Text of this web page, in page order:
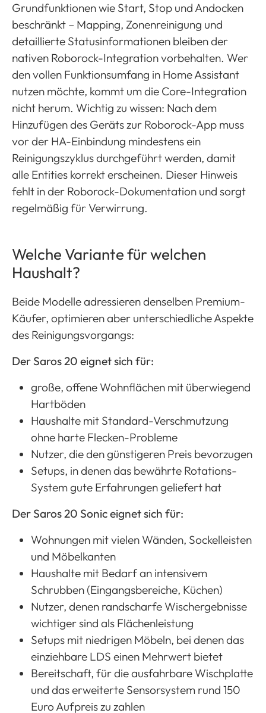
Grundfunktionen wie Start, Stop und Andocken
beschränkt – Mapping, Zonenreinigung und
detaillierte Statusinformationen bleiben der
nativen Roborock-Integration vorbehalten. Wer
den vollen Funktionsumfang in Home Assistant
nutzen möchte, kommt um die Core-Integration
nicht herum. Wichtig zu wissen: Nach dem
Hinzufügen des Geräts zur Roborock-App muss
vor der HA-Einbindung mindestens ein
Reinigungszyklus durchgeführt werden, damit
alle Entities korrekt erscheinen. Dieser Hinweis
fehlt in der Roborock-Dokumentation und sorgt
regelmäßig für Verwirrung.
Welche Variante für welchen
Haushalt?
Beide Modelle adressieren denselben Premium-
Käufer, optimieren aber unterschiedliche Aspekte
des Reinigungsvorgangs:
Der Saros 20 eignet sich für:
große, offene Wohnflächen mit überwiegend
Hartböden
Haushalte mit Standard-Verschmutzung
ohne harte Flecken-Probleme
Nutzer, die den günstigeren Preis bevorzugen
Setups, in denen das bewährte Rotations-
System gute Erfahrungen geliefert hat
Der Saros 20 Sonic eignet sich für:
Wohnungen mit vielen Wänden, Sockelleisten
und Möbelkanten
Haushalte mit Bedarf an intensivem
Schrubben (Eingangsbereiche, Küchen)
Nutzer, denen randscharfe Wischergebnisse
wichtiger sind als Flächenleistung
Setups mit niedrigen Möbeln, bei denen das
einziehbare LDS einen Mehrwert bietet
Bereitschaft, für die ausfahrbare Wischplatte
und das erweiterte Sensorsystem rund 150
Euro Aufpreis zu zahlen